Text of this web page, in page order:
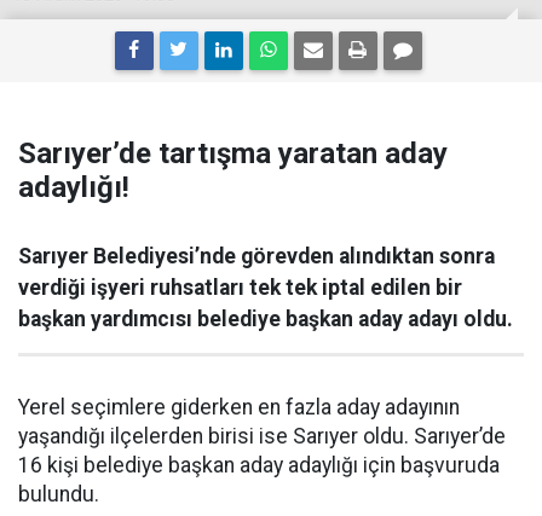
Sarıyer’de tartışma yaratan aday
adaylığı!
Sarıyer Belediyesi’nde görevden alındıktan sonra
verdiği işyeri ruhsatları tek tek iptal edilen bir
başkan yardımcısı belediye başkan aday adayı oldu.
Yerel seçimlere giderken en fazla aday adayının
yaşandığı ilçelerden birisi ise Sarıyer oldu. Sarıyer’de
16 kişi belediye başkan aday adaylığı için başvuruda
bulundu.